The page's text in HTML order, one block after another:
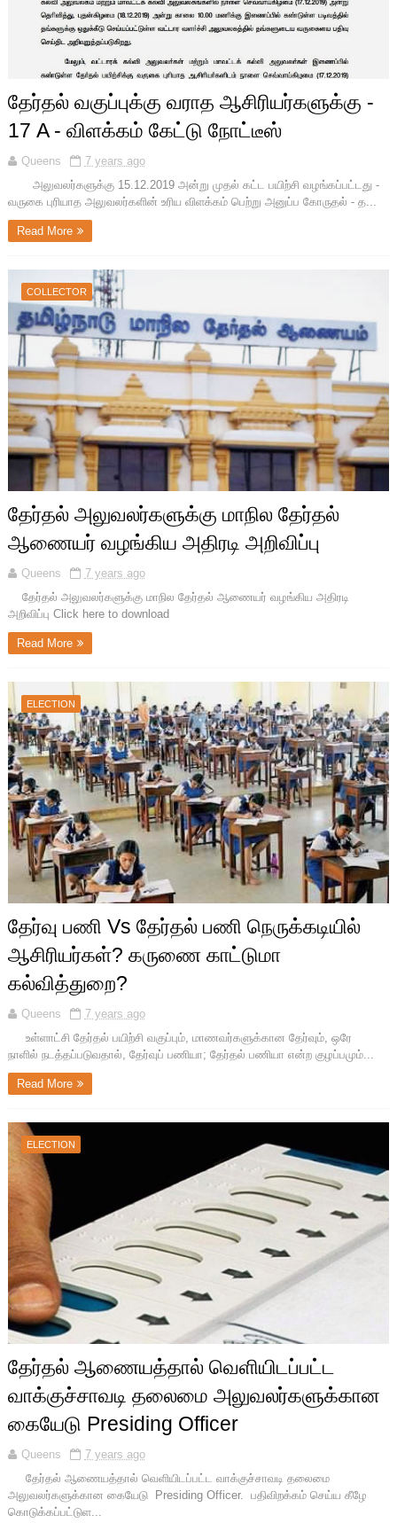
தேர்தல் வகுப்புக்கு வராத ஆசிரியர்களுக்கு -
17 A - விளக்கம் கேட்டு நோட்டீஸ்
Queens
7 years ago
அலுவலர்களுக்கு 15.12.2019 அன்று முதல் கட்ட பயிற்சி வழங்கப்பட்டது -
வருகை புரியாத அலுவலர்களின் உரிய விளக்கம் பெற்று அனுப்ப கோருதல் - த...
Read More
COLLECTOR
தேர்தல் அலுவலர்களுக்கு மாநில தேர்தல்
ஆணையர் வழங்கிய அதிரடி அறிவிப்பு
Queens
7 years ago
தேர்தல் அலுவலர்களுக்கு மாநில தேர்தல் ஆணையர் வழங்கிய அதிரடி
அறிவிப்பு Click here to download
Read More
ELECTION
தேர்வு பணி Vs தேர்தல் பணி நெருக்கடியில்
ஆசிரியர்கள்? கருணை காட்டுமா
கல்வித்துறை?
Queens
7 years ago
உள்ளாட்சி தேர்தல் பயிற்சி வகுப்பும், மாணவர்களுக்கான தேர்வும், ஒரே
நாளில் நடத்தப்படுவதால், தேர்வுப் பணியா; தேர்தல் பணியா என்ற குழப்பமும்...
Read More
ELECTION
தேர்தல் ஆணையத்தால் வெளியிடப்பட்ட
வாக்குச்சாவடி தலைமை அலுவலர்களுக்கான
கையேடு Presiding Officer
Queens
7 years ago
தேர்தல் ஆணையத்தால் வெளியிடப்பட்ட வாக்குச்சாவடி தலைமை
அலுவலர்களுக்கான கையேடு Presiding Officer. பதிவிறக்கம் செய்ய கீழே
கொடுக்கப்பட்டுள...